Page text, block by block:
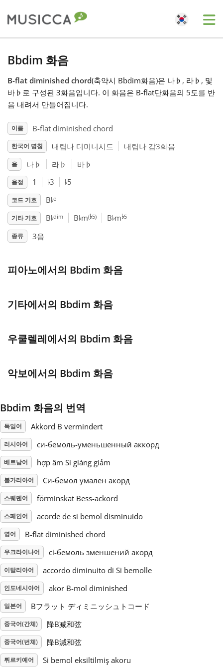
Български
Deutsch
English
Español
Français
한국어
हिन्दी
Italiano
日本語
Polski
Русский
Svenska
Tiếng Việt
Türkçe
Українська
简体中文
繁體中文
Bbdim 화음
B-flat diminished chord(축약시 Bbdim화음)은 나 ♭ , 라 ♭ , 및
바 ♭ 로 구성된 3화음입니다. 이 화음은 B-flat단화음의 5도를 반
음 내려서 만들어집니다.
이름 B-flat diminished chord
한국어 명칭 내림나 디미니시드 내림나 감3화음
음 나 ♭ 라 ♭ 바 ♭
음정 1 ♭3 ♭5
코드 기호 B♭o
기타 기호 B♭dim B♭m(♭5) B♭m♭5
종류 3음
피아노에서의 Bbdim 화음
기타에서의 Bbdim 화음
우쿨렐레에서의 Bbdim 화음
악보에서의 Bbdim 화음
Bbdim 화음의 번역
독일어 Akkord B vermindert
러시아어 си-бемоль-уменьшенный аккорд
베트남어 hợp âm Si giáng giảm
불가리아어 Си-бемол умален акорд
스웨덴어 förminskat Bess-ackord
스페인어 acorde de si bemol disminuido
영어 B-flat diminished chord
우크라이나어 сі-бемоль зменшений акорд
이탈리아어 accordo diminuito di Si bemolle
인도네시아어 akor B-mol diminished
일본어 Bフラット ディミニッシュトコード
중국어(간체) 降B减和弦
중국어(번체) 降B減和弦
튀르키예어 Si bemol eksiltilmiş akoru